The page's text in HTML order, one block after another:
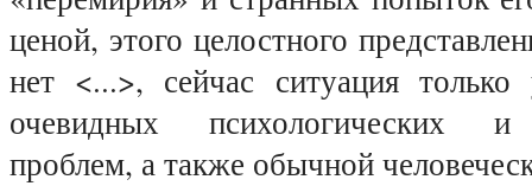
ценой, этого целостного
нет <...>, сейчас ситуация только
очевидных психологических и
проблем, а также обычной